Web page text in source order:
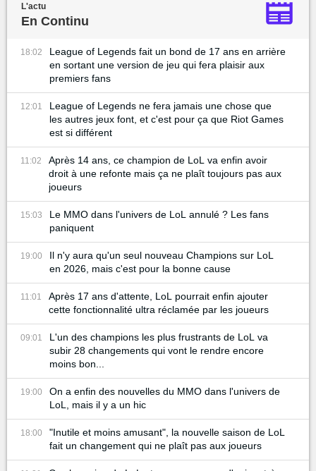
L'actu
En Continu
18:02
League of Legends fait un bond de 17 ans en arrière
en sortant une version de jeu qui fera plaisir aux
premiers fans
12:01
League of Legends ne fera jamais une chose que
les autres jeux font, et c'est pour ça que Riot Games
est si différent
11:02
Après 14 ans, ce champion de LoL va enfin avoir
droit à une refonte mais ça ne plaît toujours pas aux
joueurs
15:03
Le MMO dans l'univers de LoL annulé ? Les fans
paniquent
19:00
Il n'y aura qu'un seul nouveau Champions sur LoL
en 2026, mais c'est pour la bonne cause
11:01
Après 17 ans d'attente, LoL pourrait enfin ajouter
cette fonctionnalité ultra réclamée par les joueurs
09:01
L'un des champions les plus frustrants de LoL va
subir 28 changements qui vont le rendre encore
moins bon...
19:00
On a enfin des nouvelles du MMO dans l'univers de
LoL, mais il y a un hic
18:00
"Inutile et moins amusant", la nouvelle saison de LoL
fait un changement qui ne plaît pas aux joueurs